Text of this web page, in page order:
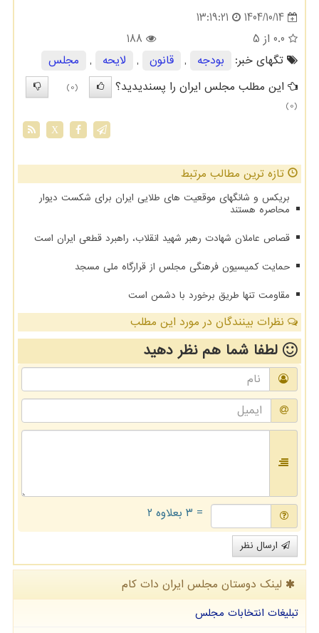
1404/10/14
13:19:21
0.0 از 5
188
تگهای خبر:
بودجه , قانون , لایحه ,
مجلس
این مطلب مجلس ایران را پسندیدید؟
(0)
(0)
X
تازه ترین مطالب مرتبط
بریکس و شانگهای موقعیت های طلایی ایران برای شکست دیوار
محاصره هستند
قصاص عاملان شهادت رهبر شهید انقلاب، راهبرد قطعی ایران است
حمایت کمیسیون فرهنگی مجلس از قرارگاه ملی مسجد
مقاومت تنها طریق برخورد با دشمن است
نظرات بینندگان در مورد این مطلب
لطفا شما همنظر دهید
= ۳ بعلاوه ۲
ارسال نظر
لینک دوستان مجلس ایران دات كام
تبلیغات انتخابات مجلس